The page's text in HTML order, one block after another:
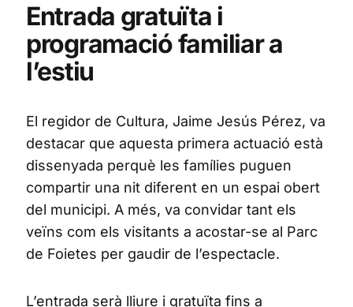
Entrada gratuïta i
programació familiar a
l’estiu
El regidor de Cultura, Jaime Jesús Pérez, va
destacar que aquesta primera actuació està
dissenyada perquè les famílies puguen
compartir una nit diferent en un espai obert
del municipi. A més, va convidar tant els
veïns com els visitants a acostar-se al Parc
de Foietes per gaudir de l’espectacle.
L’entrada serà lliure i gratuïta fins a